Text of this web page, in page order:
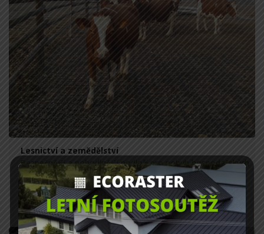
Lesnictví a zemědělství
Bezpečnější a pohodlnější podloží pro pohyb hospodářských
zvířat